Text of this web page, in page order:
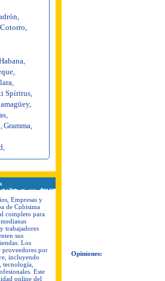
Cotorro
Spíritus
,
Gramma
Empresas y
de Cubisima
completo para
trabajadores
sus
Los
proveedores por
incluyendo
tecnología,
Este
online del
Opiniones: